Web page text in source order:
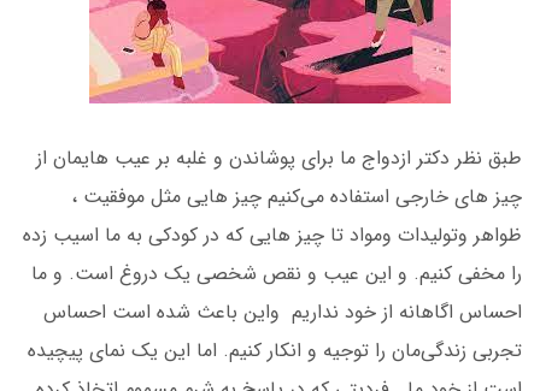
طبق نظر دکتر ازدواج ما برای پوشاندن و غلبه بر عیب هایمان از
چیز های خارجی استفاده می‌کنیم چیز هایی مثل موفقیت ،
ظواهر و‌تولیدات و‌مواد تا چیز هایی که در کودکی به ما اسیب زده
را مخفی کنیم. و این عیب و نقص شخصی یک دروغ است. و‌ ما
احساس اگاهانه از خود نداریم و‌این باعث شده است احساس
تجربی زندگی‌مان را توجیه و‌ انکار کنیم. اما این یک نمای پیچیده